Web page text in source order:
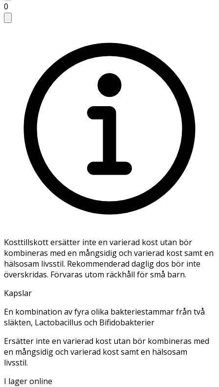
0
Kosttillskott ersätter inte en varierad kost utan bör
kombineras med en mångsidig och varierad kost samt en
hälsosam livsstil. Rekommenderad daglig dos bör inte
överskridas. Förvaras utom räckhåll för små barn.
Kapslar
En kombination av fyra olika bakteriestammar från två
släkten, Lactobacillus och Bifidobakterier
Ersätter inte en varierad kost utan bör kombineras med
en mångsidig och varierad kost samt en hälsosam
livsstil.
I lager online